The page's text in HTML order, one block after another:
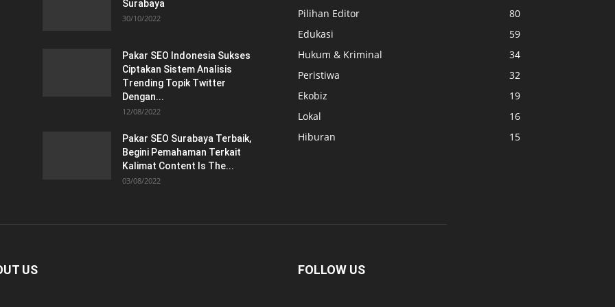
Surabaya
30/10/2022
Pakar SEO Indonesia Sukses
Ciptakan Sistem Analisis
Trending Topik Twitter
Dengan...
12/08/2022
Pakar SEO Surabaya Terbaik,
Begini Pemahaman Terkait
Kalimat Content Is The...
03/08/2022
Pilihan Editor
80
Edukasi
59
Hukum & Kriminal
34
Peristiwa
32
Ekobiz
19
Lokal
16
Hiburan
15
US FOLLOW US